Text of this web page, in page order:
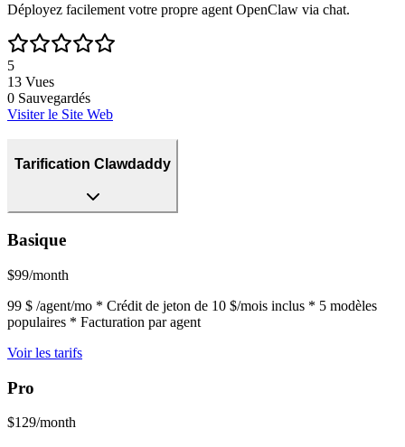
Déployez facilement votre propre agent OpenClaw via chat.
5
13 Vues
0 Sauvegardés
Visiter le Site Web
Tarification Clawdaddy
Basique
$99/month
99 $ /agent/mo * Crédit de jeton de 10 $/mois inclus * 5 modèles
populaires * Facturation par agent
Voir les tarifs
Pro
$129/month